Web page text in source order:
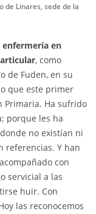
de Linares, sede de la
enfermería en
, como
de Fuden, en su
que este primer
Primaria. Ha sufrido
porque les ha
donde no existían ni
referencias. Y han
con
servicial a las
huir. Con
las reconocemos